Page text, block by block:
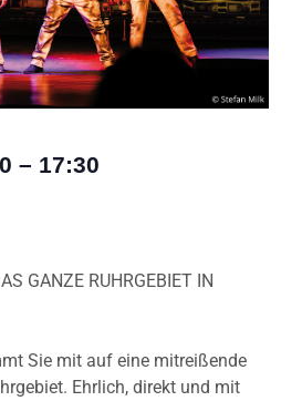
– 17:30
GANZE RUHRGEBIET IN
Sie mit auf eine mitreißende
Ehrlich, direkt und mit